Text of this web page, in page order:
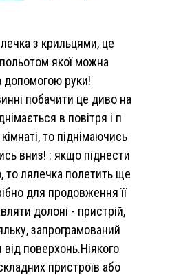
з крильцями, це
якої можна
допомогою руки!
побачити це диво на
в повітря і п
то піднімаючись
вниз! : якщо піднести
то лялечка полетить ще
для продовження її
долоні - пристрій,
запрограмований
поверхонь.Ніякого
пристроїв або